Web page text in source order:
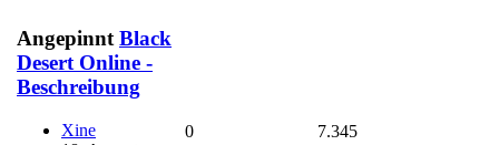
Angepinnt Black
Desert Online -
Beschreibung
Xine
0 7.345